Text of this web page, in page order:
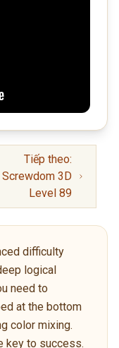
Tiếp theo:
Screwdom 3D
Level 89
difficulty
logical
need to
at the bottom
color mixing.
key to success.